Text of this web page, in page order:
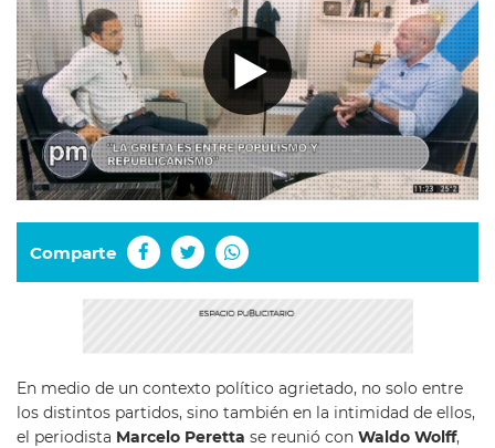
Comparte
En medio de un contexto político agrietado, no solo entre
los distintos partidos, sino también en la intimidad de ellos,
el periodista Marcelo Peretta se reunió con Waldo Wolff,